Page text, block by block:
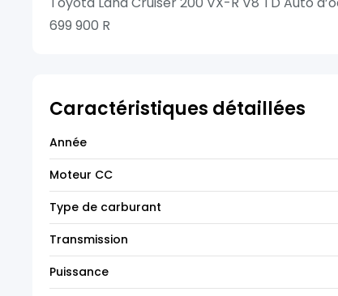
699 900 R
Caractéristiques détaillées
Année
Moteur CC
Type de carburant
Transmission
Puissance